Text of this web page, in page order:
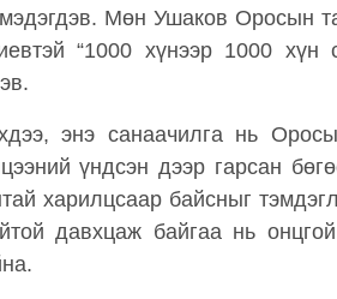
Мөн Ушаков Оросын
“1000 хүнээр 1000
энэ санаачилга нь
үндсэн дээр гарсан
харилцсаар байсныг
давхцаж байгаа нь